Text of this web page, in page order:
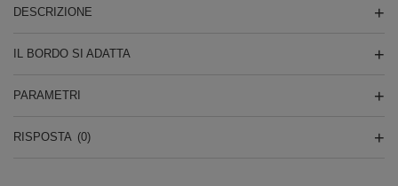
DESCRIZIONE
IL BORDO SI ADATTA
PARAMETRI
RISPOSTA (0)